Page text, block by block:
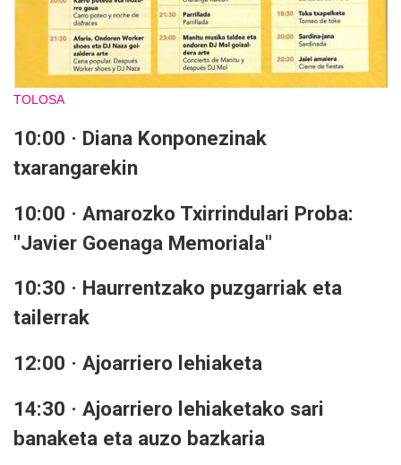
TOLOSA
10:00 · Diana Konponezinak
txarangarekin
10:00 · Amarozko Txirrindulari Proba:
"Javier Goenaga Memoriala"
10:30 · Haurrentzako puzgarriak eta
tailerrak
12:00 · Ajoarriero lehiaketa
14:30 · Ajoarriero lehiaketako sari
banaketa eta auzo bazkaria